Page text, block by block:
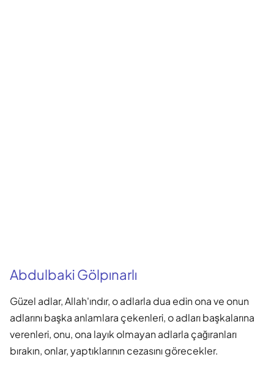
Abdulbaki Gölpınarlı
Güzel adlar, Allah'ındır, o adlarla dua edin ona ve onun
adlarını başka anlamlara çekenleri, o adları başkalarına
verenleri, onu, ona layık olmayan adlarla çağıranları
bırakın, onlar, yaptıklarının cezasını görecekler.